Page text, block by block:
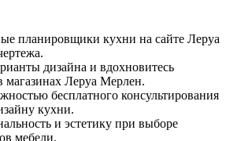
планировщики кухни на сайте Леруа
дизайна и вдохновитесь
магазинах Леруа Мерлен.
бесплатного консультирования
кухни.
и эстетику при выборе
мебели.